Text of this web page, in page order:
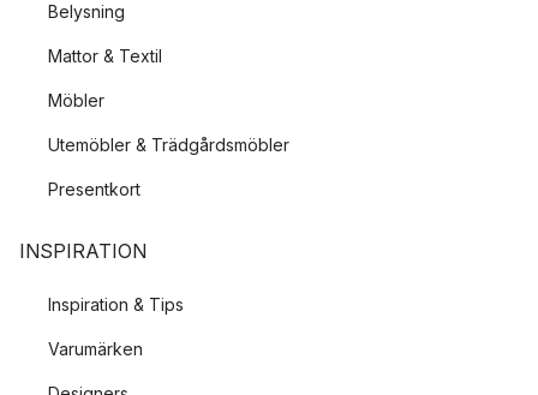
Belysning
Mattor & Textil
Möbler
Utemöbler & Trädgårdsmöbler
Presentkort
INSPIRATION
Inspiration & Tips
Varumärken